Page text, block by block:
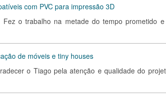
com PVC para impressão 3D
Fez o trabalho na metade do tempo prometido
de móveis e tiny houses
o Tiago pela atenção e qualidade do